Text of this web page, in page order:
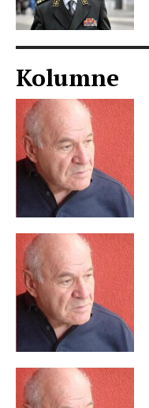
Kolumne